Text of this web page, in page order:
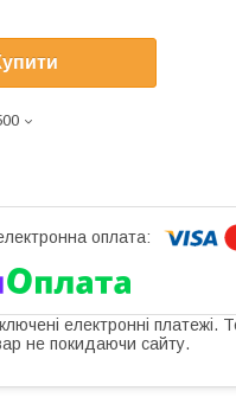
електронні платежі.
не покидаючи сайту.